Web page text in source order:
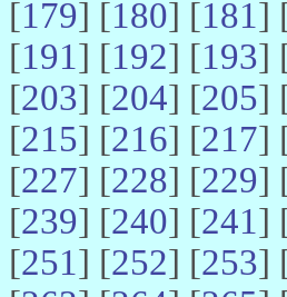
[179] [180] [181]
[191] [192] [193]
[203] [204] [205]
[215] [216] [217]
[227] [228] [229]
[239] [240] [241]
[251] [252] [253]